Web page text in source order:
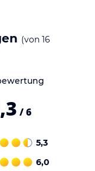
(von 16
/ 6
5,3
6,0